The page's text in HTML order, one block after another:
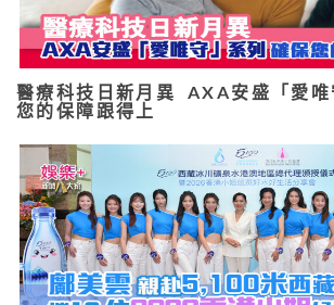
醫療科技日新月異 AXA安盛「愛唯
您的保障跟得上